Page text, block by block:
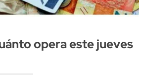
opera este jueves